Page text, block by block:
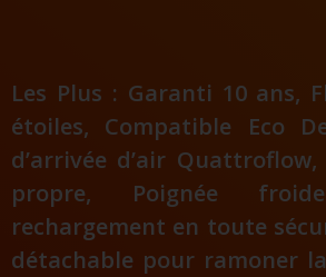
Les Plus : Garanti 10 ans,
étoiles, Compatible Eco
d’arrivée d’air
propre, Poignée
rechargement en toute
détachable pour ramoner